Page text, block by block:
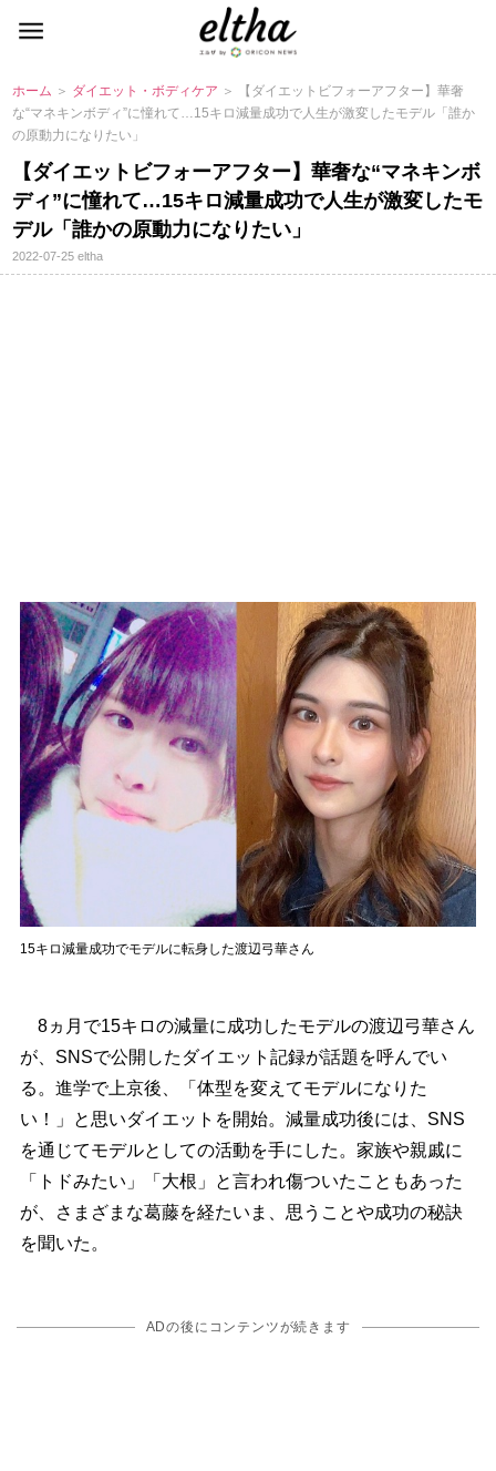
ホーム ＞ ダイエット・ボディケア ＞ 【ダイエットビフォーアフター】華奢
な“マネキンボディ”に憧れて…15キロ減量成功で人生が激変したモデル「誰か
の原動力になりたい」
【ダイエットビフォーアフター】華奢な“マネキンボ
ディ”に憧れて…15キロ減量成功で人生が激変したモ
デル「誰かの原動力になりたい」
2022-07-25eltha
15キロ減量成功でモデルに転身した渡辺弓華さん
8ヵ月で15キロの減量に成功したモデルの渡辺弓華さん
が、SNSで公開したダイエット記録が話題を呼んでい
る。進学で上京後、「体型を変えてモデルになりた
い！」と思いダイエットを開始。減量成功後には、SNS
を通じてモデルとしての活動を手にした。家族や親戚に
「トドみたい」「大根」と言われ傷ついたこともあった
が、さまざまな葛藤を経たいま、思うことや成功の秘訣
を聞いた。
ADの後にコンテンツが続きます